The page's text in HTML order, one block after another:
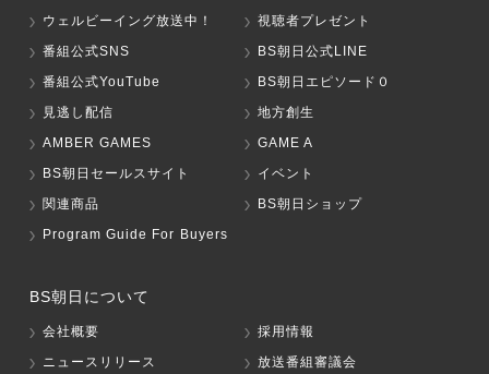
ウェルビーイング放送中！
視聴者プレゼント
番組公式SNS
BS朝日公式LINE
番組公式YouTube
BS朝日エピソード０
見逃し配信
地方創生
AMBER GAMES
GAME A
BS朝日セールスサイト
イベント
関連商品
BS朝日ショップ
Program Guide For Buyers
BS朝日について
会社概要
採用情報
ニュースリリース
放送番組審議会